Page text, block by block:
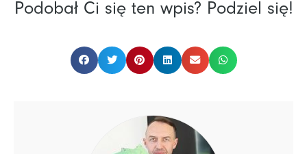
Podobał Ci się ten wpis? Podziel się!